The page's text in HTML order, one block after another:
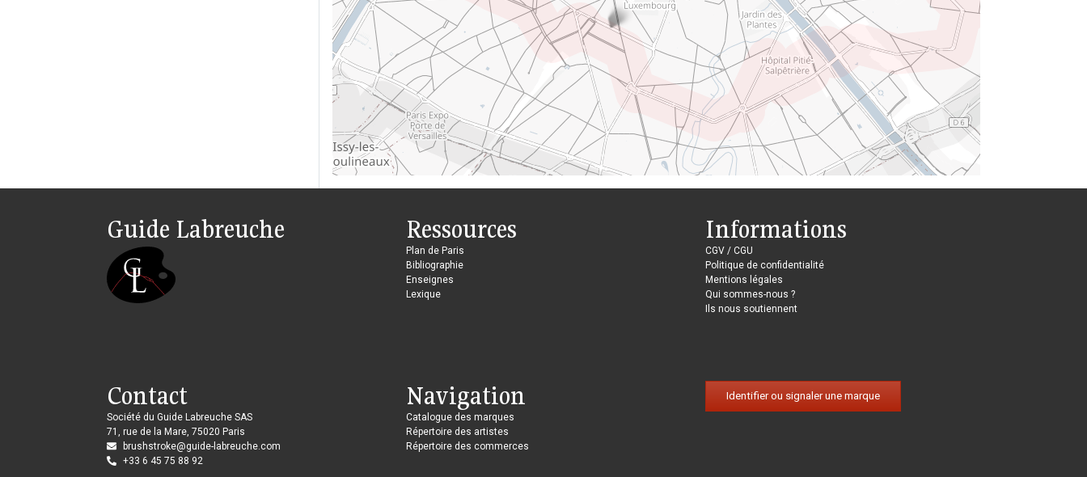
Guide Labreuche Ressources
Plan de Paris
Bibliographie
Enseignes
Lexique
Informations
CGV / CGU
Politique de confidentialité
Mentions légales
Qui sommes-nous ?
Ils nous soutiennent
Contact
Société du Guide Labreuche SAS
71, rue de la Mare, 75020 Paris
brushstroke@guide-labreuche.com
+33 6 45 75 88 92
Navigation
Catalogue des marques
Répertoire des artistes
Répertoire des commerces
Identifier ou signaler une marque